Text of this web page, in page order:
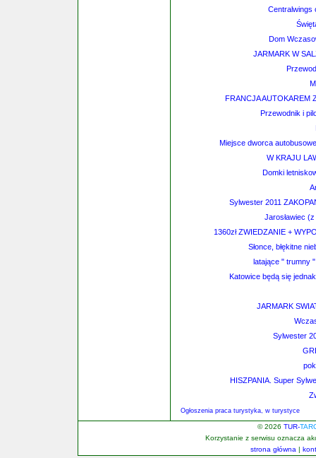
Centralwings
Dom
JARMARK W
FRANCJA AUTOKAREM
Przewodnik i
Miejsce dworca
W KRAJU
Domki
Sylwester 2011
Jarosławiec
1360zł ZWIEDZANIE +
Słonce, błękitne
latające " trumny
Katowice będą się
JARMARK
Sylwester
HISZPANIA. Super
Ogłoszenia praca turystyka, w turystyce
© 2026 TUR-
Korzystanie z serwisu oznacza
strona główna |